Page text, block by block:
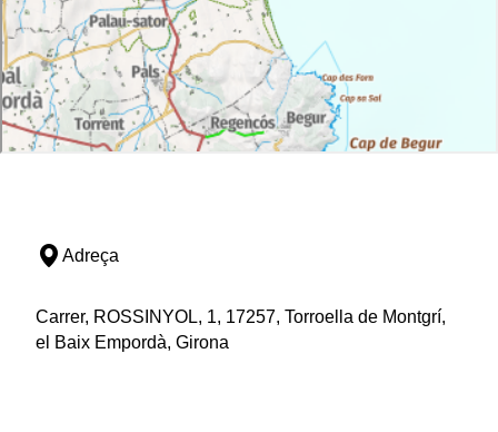
Adreça
Carrer, ROSSINYOL, 1, 17257, Torroella de Montgrí,
el Baix Empordà, Girona